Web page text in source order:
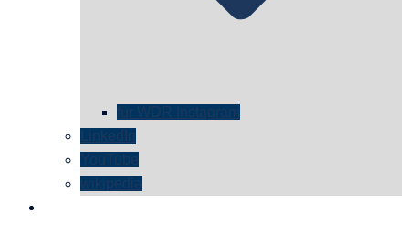
für WDR Instagram
LinkedIn
YouTube
wikipedia